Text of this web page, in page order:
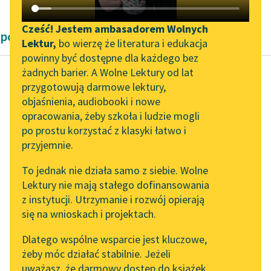
Katalog DAISY
Podkasty o książkach
Zgłoś brak utworu
Aktualności
„Prokurator Alicja Horn”
do słuchania
Byliśmy częścią AI Impact
Lab
online z tłumaczkami
literatury skandynawskiej
Spotkanie z Katarzyną
Tunkiel w Oslo
102. lata temu zmarł
Joseph Conrad
Narzędzia
Mapa Wolnych Lektur
Leśmianator
Przewodnik dla piszących i
API
OAI-PMH
Widget Wolnych Lektur
Przypisy
Cześć! Jestem ambasadorem Wolnych
Lektur, bo wierzę że literatura i edukacja
powinny być dostępne dla każdego bez
żadnych barier. A Wolne Lektury od lat
przygotowują darmowe lektury,
objaśnienia, audiobooki i nowe
opracowania, żeby szkoła i ludzie mogli
po prostu korzystać z klasyki łatwo i
przyjemnie.
To jednak nie działa samo z siebie. Wolne
Lektury nie mają stałego dofinansowania
z instytucji. Utrzymanie i rozwój opierają
się na wnioskach i projektach.
Dlatego wspólne wsparcie jest kluczowe,
żeby móc działać stabilnie. Jeżeli
powieści przygodowe Aleksandra Dumas
Aleksander Dumas (ojciec)
Hrabia Monte
Christo
Znajdowali się na
wzgórzu Villejuif
rozległego wzniesienia
Czytaj więcej